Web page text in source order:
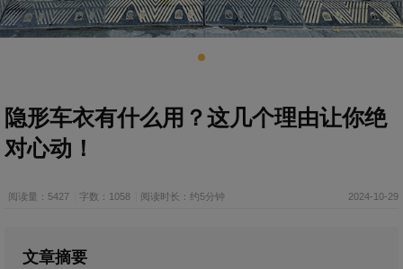
隐形车衣有什么用？这几个理由让你绝
对心动！
阅读量：5427 字数：1058 阅读时长：约5分钟 2024-10-29
文章摘要